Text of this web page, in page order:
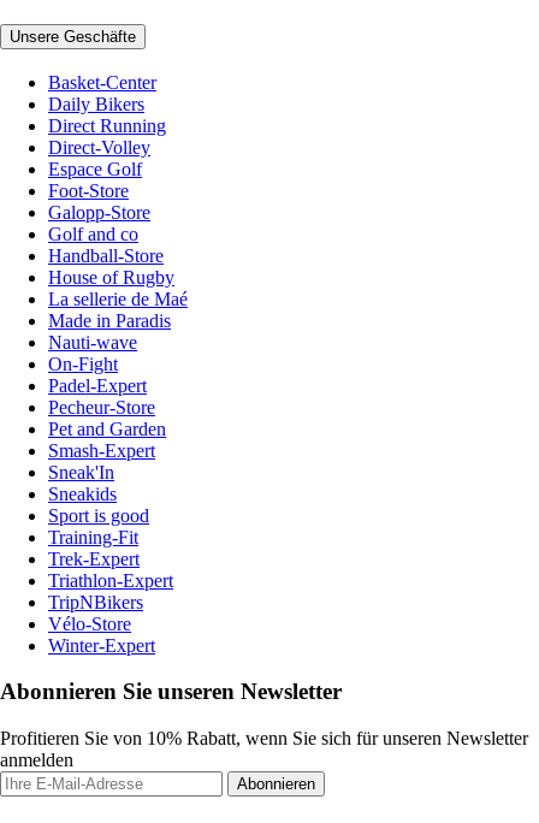
Unsere Geschäfte
Basket-Center
Daily Bikers
Direct Running
Direct-Volley
Espace Golf
Foot-Store
Galopp-Store
Golf and co
Handball-Store
House of Rugby
La sellerie de Maé
Made in Paradis
Nauti-wave
On-Fight
Padel-Expert
Pecheur-Store
Pet and Garden
Smash-Expert
Sneak'In
Sneakids
Sport is good
Training-Fit
Trek-Expert
Triathlon-Expert
TripNBikers
Vélo-Store
Winter-Expert
Abonnieren Sie unseren Newsletter
Profitieren Sie von 10% Rabatt, wenn Sie sich für unseren Newsletter
anmelden
Abonnieren